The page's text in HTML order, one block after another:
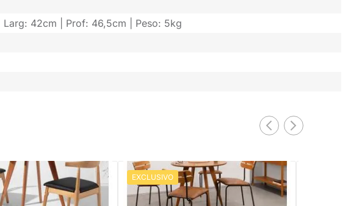
42cm | Prof: 46,5cm | Peso: 5kg
de Jantar Square
- 88cm + 2 Cadeiras
EXCLUSIVO
Conjunto Mesa de Jantar Square
Redonda Louro Freijó 88cm + 4 Cadeiras